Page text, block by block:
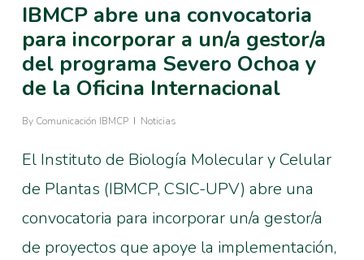
IBMCP abre una convocatoria
para incorporar a un/a gestor/a
del programa Severo Ochoa y
de la Oficina Internacional
By Comunicación IBMCP Noticias
El Instituto de Biología Molecular y Celular
de Plantas (IBMCP, CSIC-UPV) abre una
convocatoria para incorporar un/a gestor/a
de proyectos que apoye la implementación,